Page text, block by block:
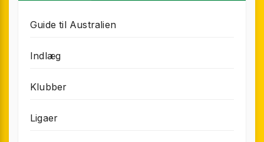
Guide til Australien
Indlæg
Klubber
Ligaer